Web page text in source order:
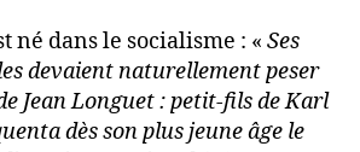
né dans le socialisme : « Ses
devaient naturellement peser
Jean Longuet : petit-fils de Karl
dès son plus jeune âge le